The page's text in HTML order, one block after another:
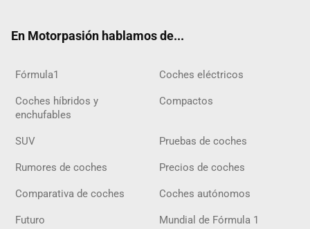
En Motorpasión hablamos de...
Fórmula1 Coches eléctricos
Coches híbridos y
enchufables
Compactos
SUV Pruebas de coches
Rumores de coches Precios de coches
Comparativa de coches Coches autónomos
Futuro Mundial de Fórmula 1